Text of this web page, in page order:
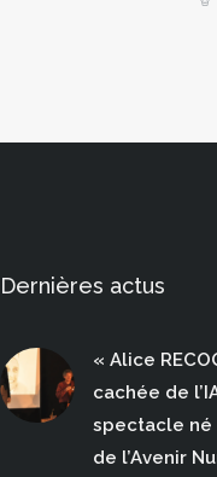
Dernières actus
« Alice
cachée de
spectacle né
de l’Avenir